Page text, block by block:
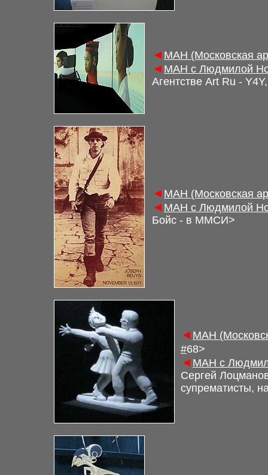
◄ МАН (Московская
◄ МАН с Людмилой
Агентстве Art Ru -
◄ МАН (Московская
◄ МАН с Людмилой
Бойс - в ММСИ>
◄ МАН
#68>
◄ МАН с
Сергей
супрематисты,